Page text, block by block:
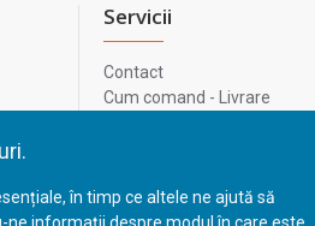
în timp ce altele ne ajută să
Servicii
Contact
Cum comand - Livrare
ANPC